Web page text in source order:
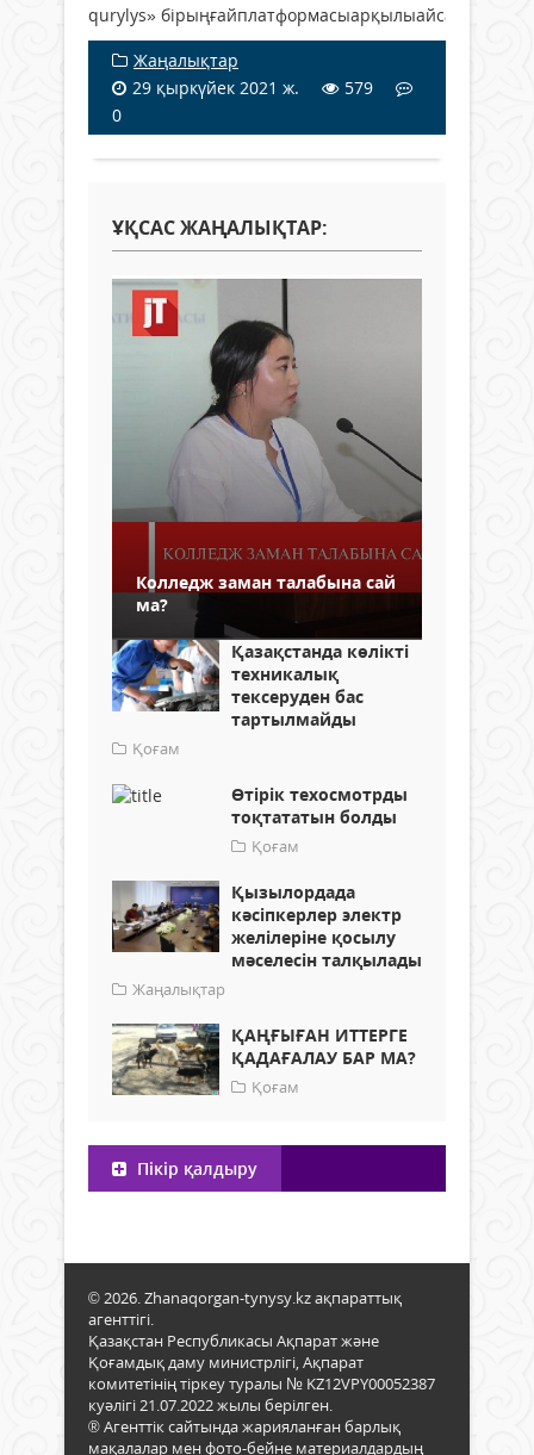
qurylys»
Жаңалықтар
29 қыркүйек 2021 ж.
579
0
ҰҚСАС ЖАҢАЛЫҚТАР:
Колледж заман талабына сай
ма?
Қазақстанда көлікті
техникалық
тексеруден бас
тартылмайды
Қоғам
Өтірік техосмотрды
тоқтататын болды
Қоғам
Қызылордада
кәсіпкерлер электр
желілеріне қосылу
мәселесін талқылады
Жаңалықтар
ҚАҢҒЫҒАН ИТТЕРГЕ
ҚАДАҒАЛАУ БАР МА?
Қоғам
Пікір қалдыру
© 2026. Zhanaqorgan-tynysy.kz ақпараттық
агенттігі.
Қазақстан Республикасы Ақпарат және
Қоғамдық даму министрлігі, Ақпарат
комитетінің тіркеу туралы № KZ12VPY00052387
куәлігі 21.07.2022 жылы берілген.
® Агенттік сайтында жарияланған барлық
мақалалар мен фото-бейне материалдардың